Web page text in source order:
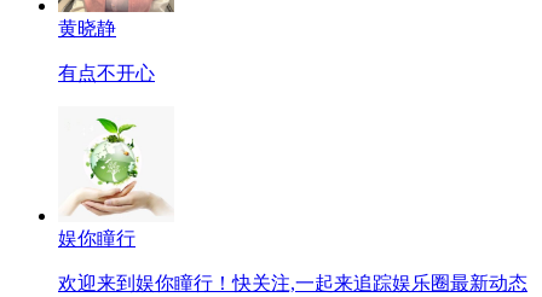
黄晓静
有点不开心
娱你瞳行
欢迎来到娱你瞳行！快关注,一起来追踪娱乐圈最新动态